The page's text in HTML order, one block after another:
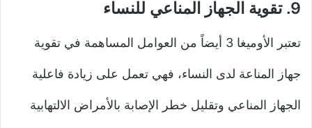
9. تقوية الجهاز المناعي للنساء
تعتبر الأوميغا 3 أيضاً من العوامل المساهمة في تقوية
جهاز المناعة لدى النساء، فهي تعمل على زيادة فاعلية
الجهاز المناعي وتقليل خطر الإصابة بالأمراض الالتهابية